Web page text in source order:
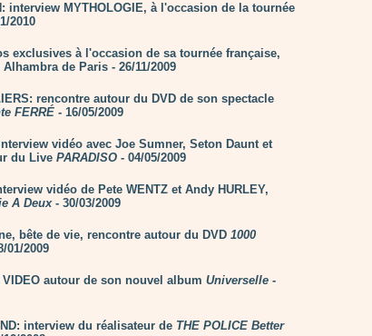
interview MYTHOLOGIE, à l'occasion de la tournée
2010
exclusives à l'occasion de sa tournée française,
de Paris - 26/11/2009
rencontre autour du DVD de son spectacle
FERRÉ - 16/05/2009
vidéo avec Joe Sumner, Seton Daunt et
du Live PARADISO - 04/05/2009
vidéo de Pete WENTZ et Andy HURLEY,
A Deux- 30/03/2009
bête de vie, rencontre autour du DVD 1000
01/2009
autour de son nouvel album Universelle -
interview du réalisateur de THE POLICE Better